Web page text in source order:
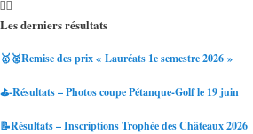
Les derniers résultats
🥇🥈Remise des prix « Lauréats 1e semestre 2026 »
⛳-Résultats – Photos coupe Pétanque-Golf le 19 juin
📝Résultats – Inscriptions Trophée des Châteaux 2026